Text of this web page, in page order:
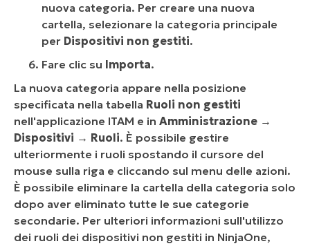
nuova categoria. Per creare una nuova
cartella, selezionare la categoria principale
per Dispositivi non gestiti.
Fare clic su Importa.
La nuova categoria appare nella posizione
specificata nella tabella Ruoli non gestiti
nell'applicazione ITAM e in Amministrazione →
Dispositivi → Ruoli. È possibile gestire
ulteriormente i ruoli spostando il cursore del
mouse sulla riga e cliccando sul menu delle azioni.
È possibile eliminare la cartella della categoria solo
dopo aver eliminato tutte le sue categorie
secondarie. Per ulteriori informazioni sull'utilizzo
dei ruoli dei dispositivi non gestiti in NinjaOne,